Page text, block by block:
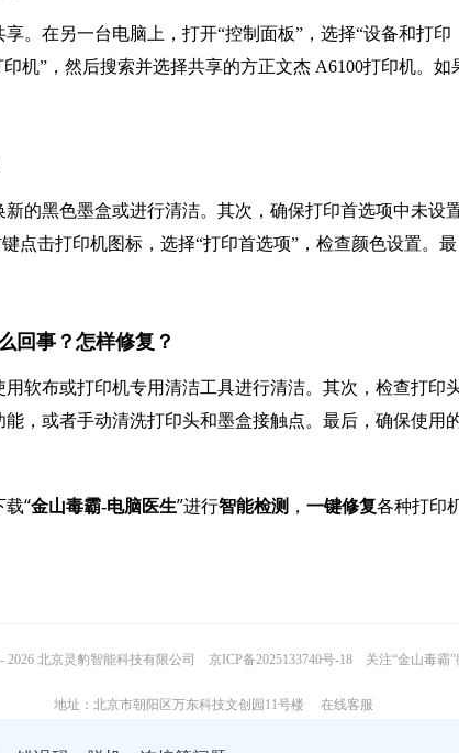
。在另一台电脑上，打开“控制面板”，选择“设备和打印
机”，然后搜索并选择共享的方正文杰 A6100打印机。如
的黑色墨盒或进行清洁。其次，确保打印首选项中未设
点击打印机图标，选择“打印首选项”，检查颜色设置。最
回事？怎样修复？
软布或打印机专用清洁工具进行清洁。其次，检查打印
，或者手动清洗打印头和墨盒接触点。最后，确保使用
“金山毒霸-电脑医生”进行智能检测 ， 一键修复各种打印
2026 北京灵豹智能科技有限公司 京ICP备2025133740号-18 关注“金山毒霸
地址：北京市朝阳区万东科技文创园11号楼 在线客服